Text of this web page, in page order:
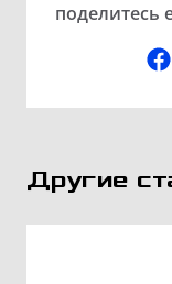
поделитесь
Другие